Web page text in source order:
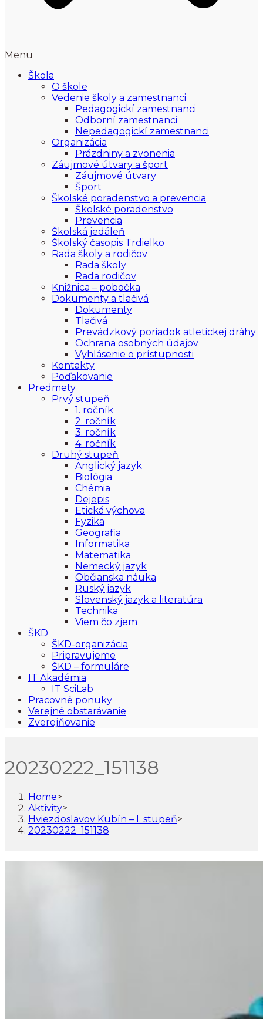
Menu
Škola
O škole
Vedenie školy a zamestnanci
Pedagogickí zamestnanci
Odborní zamestnanci
Nepedagogickí zamestnanci
Organizácia
Prázdniny a zvonenia
Záujmové útvary a šport
Záujmové útvary
Šport
Školské poradenstvo a prevencia
Školské poradenstvo
Prevencia
Školská jedáleň
Školský časopis Trdielko
Rada školy a rodičov
Rada školy
Rada rodičov
Knižnica – pobočka
Dokumenty a tlačivá
Dokumenty
Tlačivá
Prevádzkový poriadok atletickej dráhy
Ochrana osobných údajov
Vyhlásenie o prístupnosti
Kontakty
Poďakovanie
Predmety
Prvý stupeň
1. ročník
2. ročník
3. ročník
4. ročník
Druhý stupeň
Anglický jazyk
Biológia
Chémia
Dejepis
Etická výchova
Fyzika
Geografia
Informatika
Matematika
Nemecký jazyk
Občianska náuka
Ruský jazyk
Slovenský jazyk a literatúra
Technika
Viem čo zjem
ŠKD
ŠKD-organizácia
Pripravujeme
ŠKD – formuláre
IT Akadémia
IT SciLab
Pracovné ponuky
Verejné obstarávanie
Zverejňovanie
20230222_151138
Home>
Aktivity>
Hviezdoslavov Kubín – I. stupeň>
20230222_151138